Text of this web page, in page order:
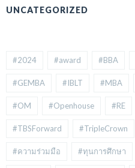
UNCATEGORIZED
#2024 #award #BBA
#GEMBA #IBLT #MBA
#OM #Openhouse #RE
#TBSForward #TripleCrown
#ความร่วมมือ #ทุนการศึกษา